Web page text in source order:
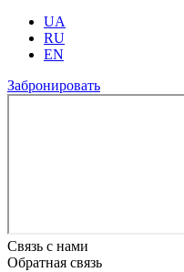
UA
RU
EN
Забронировать
Связь с нами
Обратная связь